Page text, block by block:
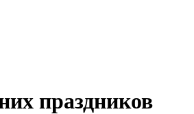
праздников